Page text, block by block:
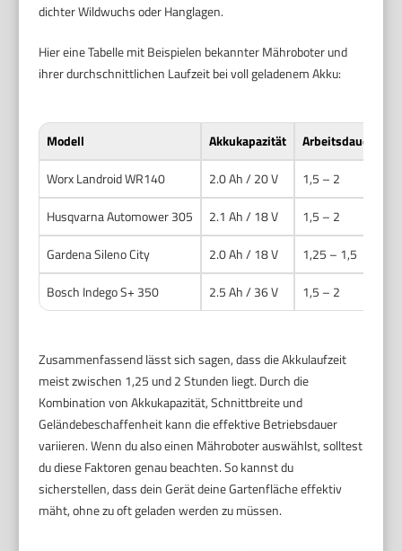
dichter Wildwuchs oder Hanglagen.
Hier eine Tabelle mit Beispielen bekannter Mähroboter und
ihrer durchschnittlichen Laufzeit bei voll geladenem Akku:
Modell Akkukapazität
Arbeitsdauer
Worx Landroid WR140
2.0 Ah / 20 V
1,5 – 2
Husqvarna Automower 305
2.1 Ah / 18 V
1,5 – 2
Gardena Sileno City
2.0 Ah / 18 V
1,25 – 1,5
Bosch Indego S+ 350
2.5 Ah / 36 V 1,5 – 2
Zusammenfassend lässt sich sagen, dass die Akkulaufzeit
meist zwischen 1,25 und 2 Stunden liegt. Durch die
Kombination von Akkukapazität, Schnittbreite und
Geländebeschaffenheit kann die effektive Betriebsdauer
variieren. Wenn du also einen Mähroboter auswählst, solltest
du diese Faktoren genau beachten. So kannst du
sicherstellen, dass dein Gerät deine Gartenfläche effektiv
mäht, ohne zu oft geladen werden zu müssen.